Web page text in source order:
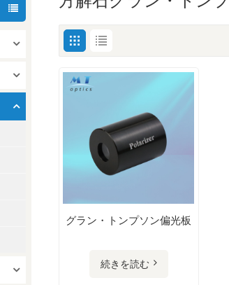
グラン・トンプソン偏光板
続きを読む